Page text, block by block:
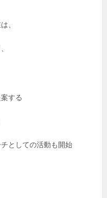
、
する
としての活動も開始